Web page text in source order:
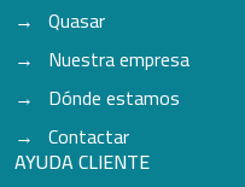
Quasar
Nuestra empresa
Dónde estamos
Contactar
AYUDA CLIENTE